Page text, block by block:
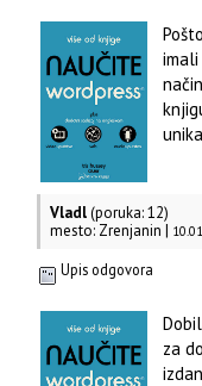
Vladl(poruka: 12)
mesto: Zrenjanin |
Upis odgovora
za